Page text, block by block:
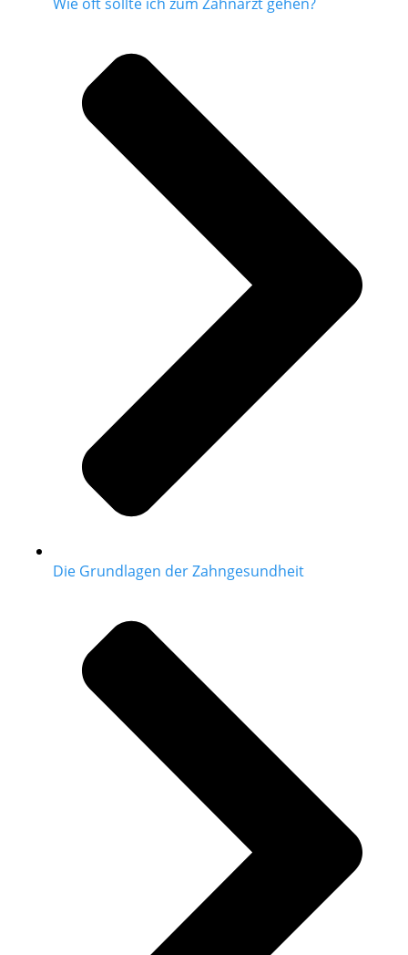
Die Grundlagen der Zahngesundheit